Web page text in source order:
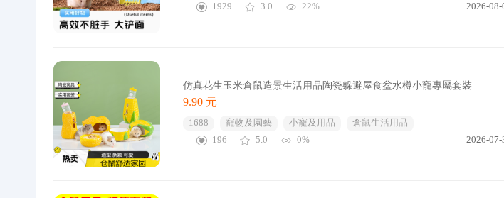
1929
3.0 22% 2026-
仿真花生玉米倉鼠造景生活用品陶瓷躲避屋食盆水樽小寵專屬套裝
9.90 元
1688 寵物及園藝 小寵及用品
倉鼠生活用品
196
5.0 0% 2026-